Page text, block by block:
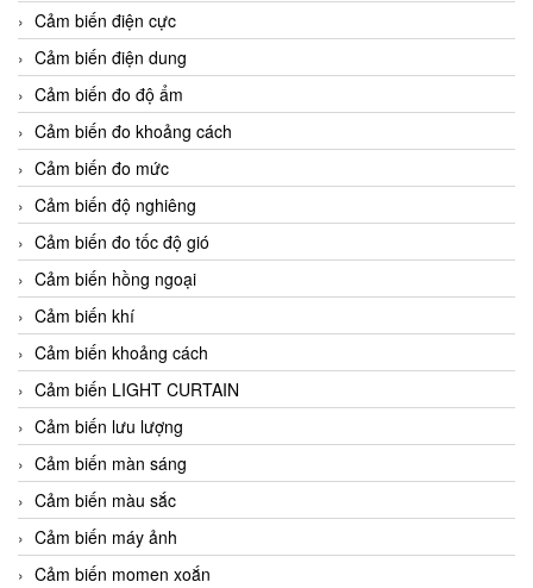
Cảm biến điện cực
Cảm biến điện dung
Cảm biến đo độ ẩm
Cảm biến đo khoảng cách
Cảm biến đo mức
Cảm biến độ nghiêng
Cảm biến đo tốc độ gió
Cảm biến hồng ngoại
Cảm biến khí
Cảm biến khoảng cách
Cảm biến LIGHT CURTAIN
Cảm biến lưu lượng
Cảm biến màn sáng
Cảm biến màu sắc
Cảm biến máy ảnh
Cảm biến momen xoắn